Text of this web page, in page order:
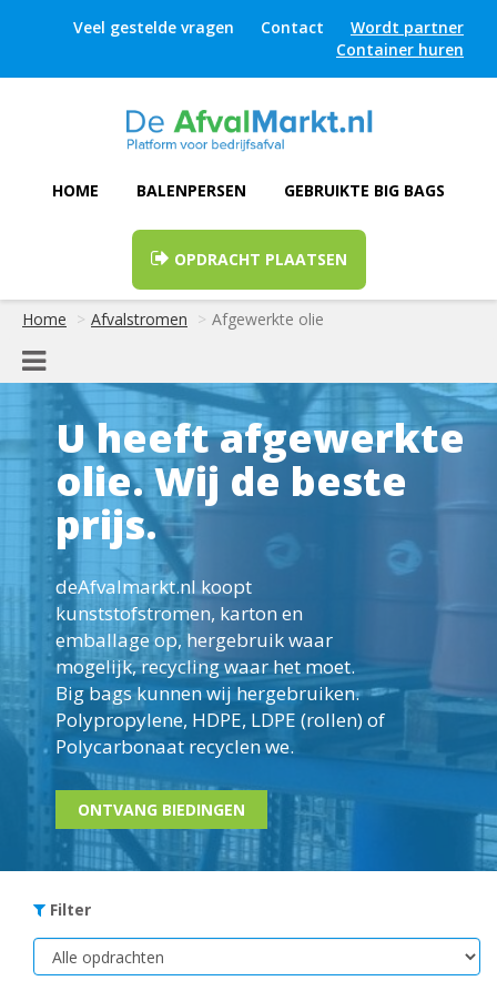
Veel gestelde vragen Contact
Wordt partner
Container huren
HOME BALENPERSEN GEBRUIKTE BIG BAGS
OPDRACHT PLAATSEN
Home Afvalstromen Afgewerkte olie
U heeft afgewerkte
olie. Wij de beste
prijs.
deAfvalmarkt.nl koopt
kunststofstromen, karton en
emballage op, hergebruik waar
mogelijk, recycling waar het moet.
Big bags kunnen wij hergebruiken.
Polypropylene, HDPE, LDPE (rollen) of
Polycarbonaat recyclen we.
ONTVANG BIEDINGEN
Filter
Soort
opdrachten